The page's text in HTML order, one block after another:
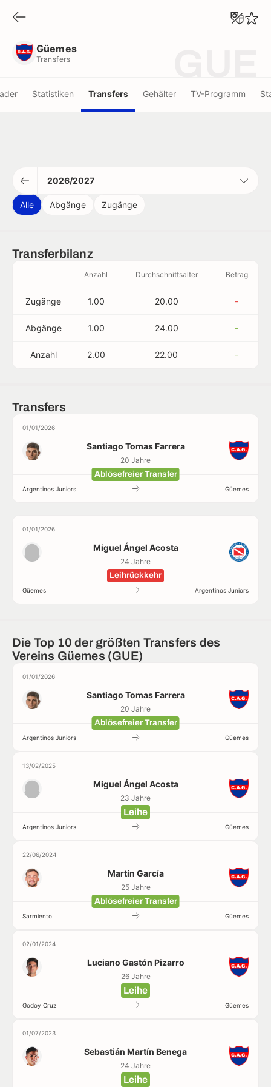
Güemes
Transfers
Statistiken Transfers Gehälter TV-Programm
2026/2027
Alle Abgänge Zugänge
Transferbilanz
Anzahl Durchschnittsalter Betrag
Zugänge 1.00 20.00 -
Abgänge 1.00 24.00 -
Anzahl 2.00 22.00 -
Transfers
01/01/2026
Santiago Tomas Farrera
20 Jahre
Ablösefreier Transfer
Argentinos Juniors Güemes
01/01/2026
Miguel Ángel Acosta
24 Jahre
Leihrückkehr
Güemes Argentinos Juniors
Die Top 10 der größten Transfers des
Vereins Güemes (GUE)
01/01/2026
Santiago Tomas Farrera
20 Jahre
Ablösefreier Transfer
Argentinos Juniors Güemes
13/02/2025
Miguel Ángel Acosta
23 Jahre
Leihe
Argentinos Juniors Güemes
22/06/2024
Martín García
25 Jahre
Ablösefreier Transfer
Sarmiento Güemes
02/01/2024
Luciano Gastón Pizarro
26 Jahre
Leihe
Godoy Cruz Güemes
01/07/2023
Sebastián Martín Benega
24 Jahre
Leihe